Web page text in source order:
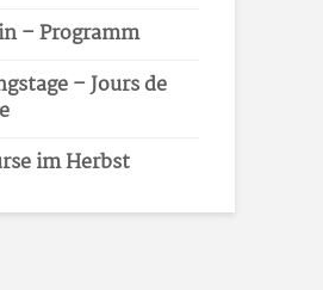
– Programm
– Jours de
im Herbst